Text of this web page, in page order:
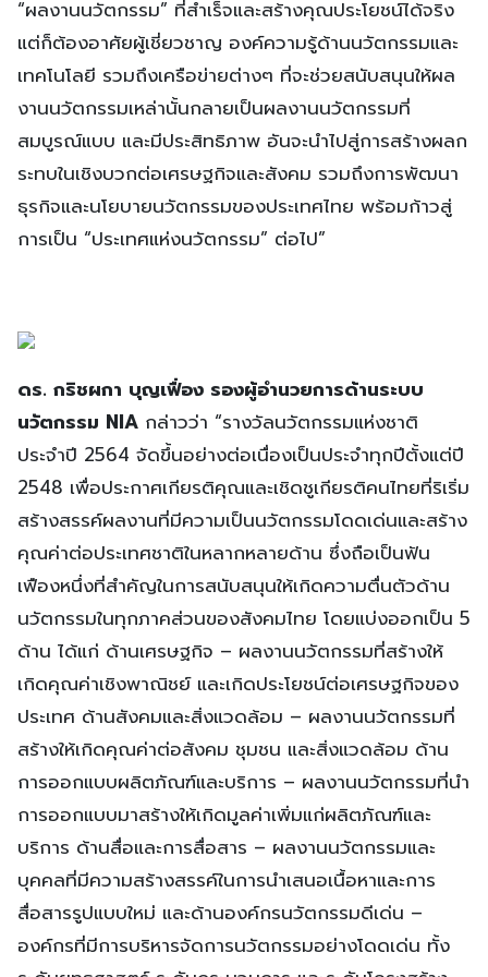
“ผลงานนวัตกรรม” ที่สำเร็จและสร้างคุณประโยชน์ได้จริง
แต่ก็ต้องอาศัยผู้เชี่ยวชาญ องค์ความรู้ด้านนวัตกรรมและ
เทคโนโลยี รวมถึงเครือข่ายต่างๆ ที่จะช่วยสนับสนุนให้ผล
งานนวัตกรรมเหล่านั้นกลายเป็นผลงานนวัตกรรมที่
สมบูรณ์แบบ และมีประสิทธิภาพ อันจะนำไปสู่การสร้างผลก
ระทบในเชิงบวกต่อเศรษฐกิจและสังคม รวมถึงการพัฒนา
ธุรกิจและนโยบายนวัตกรรมของประเทศไทย พร้อมก้าวสู่
การเป็น “ประเทศแห่งนวัตกรรม” ต่อไป”
ดร. กริชผกา บุญเฟื่อง รองผู้อำนวยการด้านระบบ
นวัตกรรม NIA กล่าวว่า “รางวัลนวัตกรรมแห่งชาติ
ประจำปี 2564 จัดขึ้นอย่างต่อเนื่องเป็นประจำทุกปีตั้งแต่ปี
2548 เพื่อประกาศเกียรติคุณและเชิดชูเกียรติคนไทยที่ริเริ่ม
สร้างสรรค์ผลงานที่มีความเป็นนวัตกรรมโดดเด่นและสร้าง
คุณค่าต่อประเทศชาติในหลากหลายด้าน ซึ่งถือเป็นฟัน
เฟืองหนึ่งที่สำคัญในการสนับสนุนให้เกิดความตื่นตัวด้าน
นวัตกรรมในทุกภาคส่วนของสังคมไทย โดยแบ่งออกเป็น 5
ด้าน ได้แก่ ด้านเศรษฐกิจ – ผลงานนวัตกรรมที่สร้างให้
เกิดคุณค่าเชิงพาณิชย์ และเกิดประโยชน์ต่อเศรษฐกิจของ
ประเทศ ด้านสังคมและสิ่งแวดล้อม – ผลงานนวัตกรรมที่
สร้างให้เกิดคุณค่าต่อสังคม ชุมชน และสิ่งแวดล้อม ด้าน
การออกแบบผลิตภัณฑ์และบริการ – ผลงานนวัตกรรมที่นำ
การออกแบบมาสร้างให้เกิดมูลค่าเพิ่มแก่ผลิตภัณฑ์และ
บริการ ด้านสื่อและการสื่อสาร – ผลงานนวัตกรรมและ
บุคคลที่มีความสร้างสรรค์ในการนำเสนอเนื้อหาและการ
สื่อสารรูปแบบใหม่ และด้านองค์กรนวัตกรรมดีเด่น –
องค์กรที่มีการบริหารจัดการนวัตกรรมอย่างโดดเด่น ทั้ง